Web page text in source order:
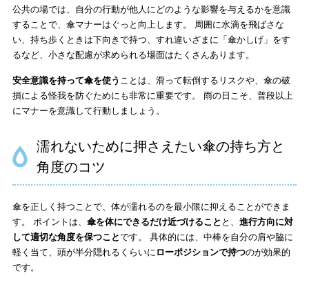
公共の場では、自分の行動が他人にどのような影響を与えるかを意識
することで、傘マナーはぐっと向上します。 周囲に水滴を飛ばさな
い、持ち歩くときは下向きで持つ、すれ違いざまに「傘かしげ」をす
るなど、小さな配慮が求められる場面はたくさんあります。
安全意識を持って傘を使う ことは、滑って転倒するリスクや、傘の破
損による怪我を防ぐためにも非常に重要です。 雨の日こそ、普段以上
にマナーを意識して行動しましょう。
濡れないために押さえたい傘の持ち方と
角度のコツ
傘を正しく持つことで、体が濡れるのを最小限に抑えることができま
す。 ポイントは、 傘を体にできるだけ近づけること と、 進行方向に対
して適切な角度を保つことです。 具体的には、中棒を自分の肩や脇に
軽く当て、頭が半分隠れるくらいに ローポジションで持つのが効果的
です。